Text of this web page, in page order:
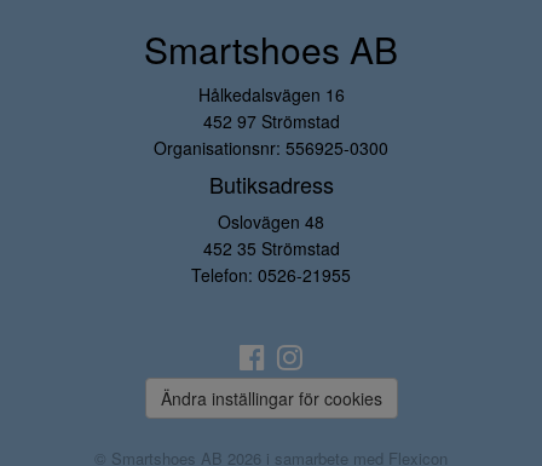
Smartshoes AB
Hålkedalsvägen 16
452 97 Strömstad
Organisationsnr: 556925-0300
Butiksadress
Oslovägen 48
452 35 Strömstad
Telefon: 0526-21955
Ändra inställingar för cookies
© Smartshoes AB 2026 i samarbete med Flexicon